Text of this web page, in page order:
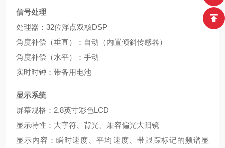
信号处理
处理器：32位浮点双核DSP
角度补偿（垂直）：自动（内置倾斜传感器）
角度补偿（水平）：手动
实时时钟：带备用电池
显示系统
屏幕规格：2.8英寸彩色LCD
显示特性：大字符、背光、兼容偏光大阳镜
显示内容：瞬时速度、平均速度、带跟踪标记的频谱显